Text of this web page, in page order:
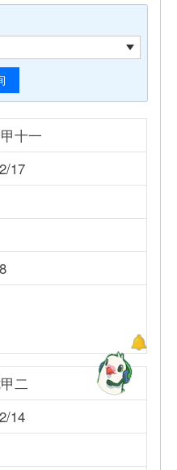
十一
17
二
14